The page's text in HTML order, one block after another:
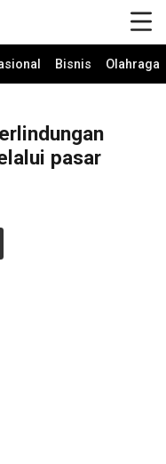
Bisnis Olahraga
pasar